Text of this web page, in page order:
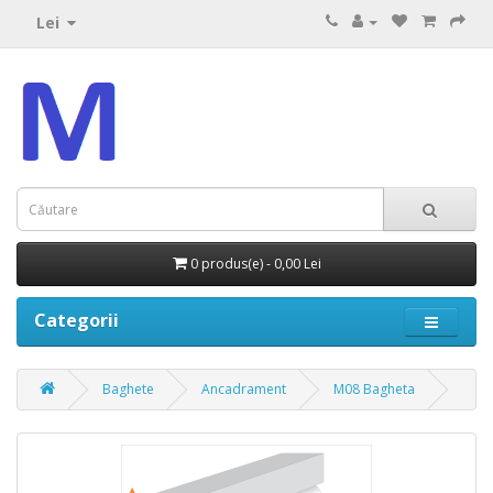
Lei
0 produs(e) - 0,00 Lei
Categorii
Baghete Ancadrament M08 Bagheta